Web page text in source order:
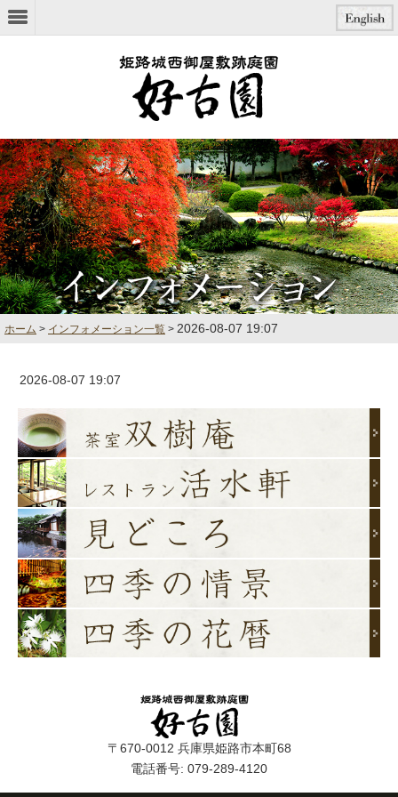
本文へジャンプ
ホーム > インフォメーション一覧 > 2026-08-07 19:07
2026-08-07 19:07
〒670-0012 兵庫県姫路市本町68
電話番号: 079-289-4120